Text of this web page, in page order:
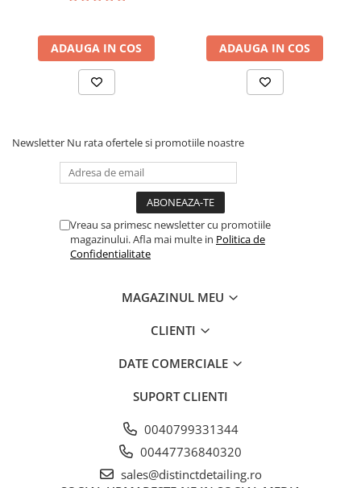
ADAUGA IN COS ADAUGA IN COS
Newsletter Nu rata ofertele si promotiile noastre
Vreau sa primesc newsletter cu promotiile
magazinului. Afla mai multe in Politica de
Confidentialitate
MAGAZINUL MEU
CLIENTI
DATE COMERCIALE
SUPORT CLIENTI
0040799331344
00447736840320
sales@distinctdetailing.ro